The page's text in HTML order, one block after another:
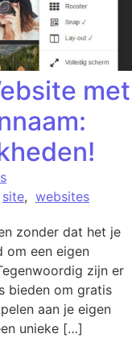
met
site, websites
zonder dat het je
om een eigen
zijn er
bieden om gratis
aan je eigen
unieke […]